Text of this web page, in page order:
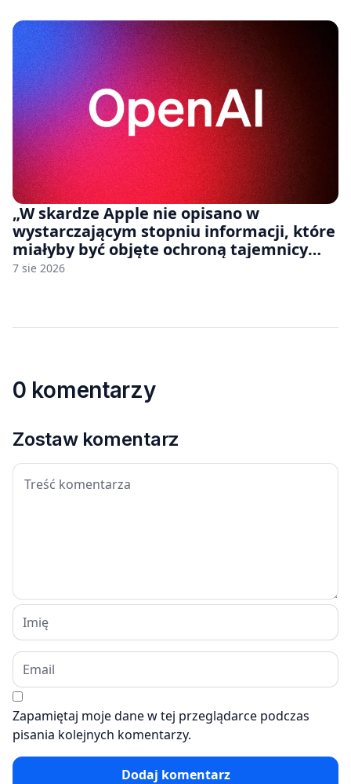
„W skardze Apple nie opisano w
wystarczającym stopniu informacji, które
miałyby być objęte ochroną tajemnicy
handlowej”. OpenAI żąda odrzucenia
7 sie 2026
0 komentarzy
Zostaw komentarz
Zapamiętaj moje dane w tej przeglądarce podczas
pisania kolejnych komentarzy.
Dodaj komentarz